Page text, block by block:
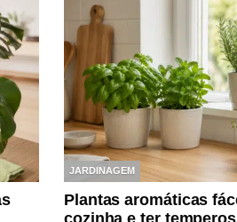
JARDINAGEM
Plantas aromáticas
cozinha e ter